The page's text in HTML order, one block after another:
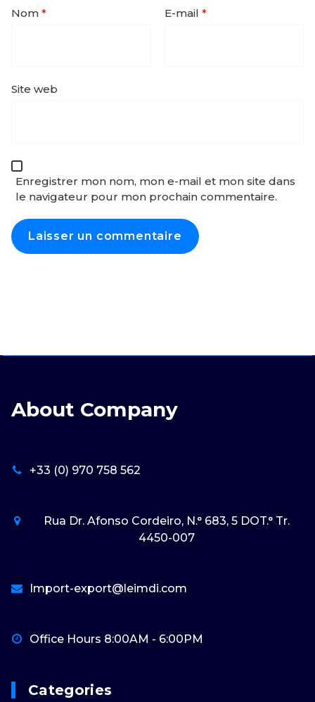
Nom * E-mail *
Site web
Enregistrer mon nom, mon e-mail et mon site dans
le navigateur pour mon prochain commentaire.
About Company
+33 (0) 970 758 562
Rua Dr. Afonso Cordeiro, N.° 683, 5 DOT.° Tr.
4450-007
Import-export@leimdi.com
Office Hours 8:00AM - 6:00PM
Categories